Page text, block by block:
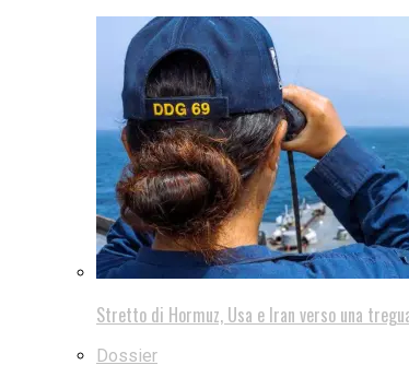
Stretto di Hormuz, Usa e Iran verso una
Dossier